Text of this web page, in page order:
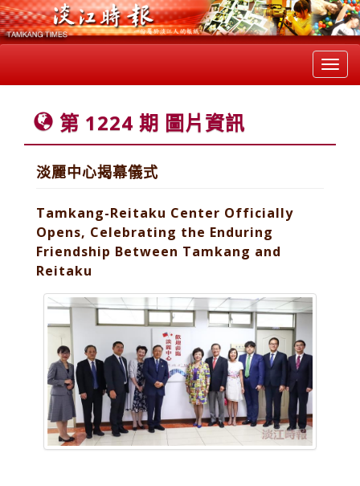
第 1224 期 圖片資訊
淡麗中心揭幕儀式
Tamkang-Reitaku Center Officially
Opens, Celebrating the Enduring
Friendship Between Tamkang and
Reitaku